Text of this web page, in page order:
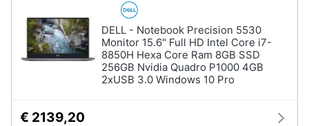
DELL - Notebook Precision 5530
Monitor 15.6" Full HD Intel Core i7-
8850H Hexa Core Ram 8GB SSD
256GB Nvidia Quadro P1000 4GB
2xUSB 3.0 Windows 10 Pro
€ 2139,20